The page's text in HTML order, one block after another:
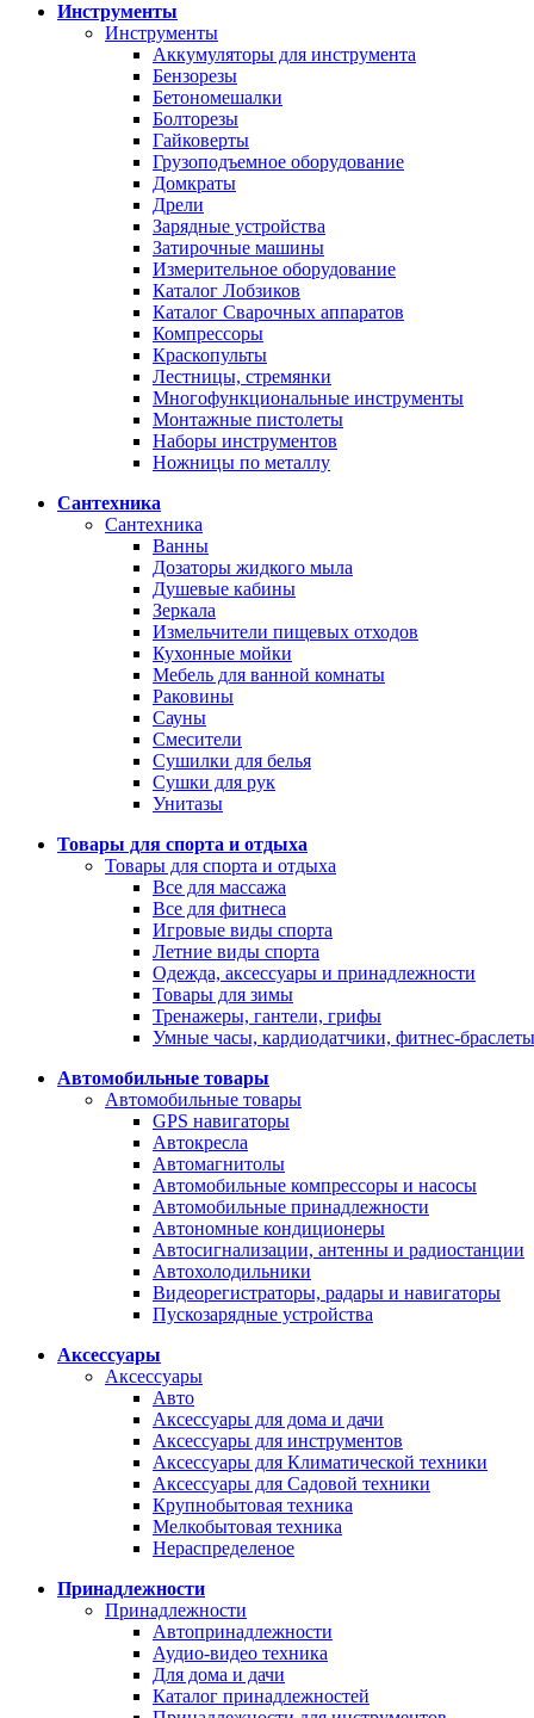
Инструменты
Инструменты
Аккумуляторы для инструмента
Бензорезы
Бетономешалки
Болторезы
Гайковерты
Грузоподъемное оборудование
Домкраты
Дрели
Зарядные устройства
Затирочные машины
Измерительное оборудование
Каталог Лобзиков
Каталог Сварочных аппаратов
Компрессоры
Краскопульты
Лестницы, стремянки
Многофункциональные инструменты
Монтажные пистолеты
Наборы инструментов
Ножницы по металлу
Сантехника
Сантехника
Ванны
Дозаторы жидкого мыла
Душевые кабины
Зеркала
Измельчители пищевых отходов
Кухонные мойки
Мебель для ванной комнаты
Раковины
Сауны
Смесители
Сушилки для белья
Сушки для рук
Унитазы
Товары для спорта и отдыха
Товары для спорта и отдыха
Все для массажа
Все для фитнеса
Игровые виды спорта
Летние виды спорта
Одежда, аксессуары и принадлежности
Товары для зимы
Тренажеры, гантели, грифы
Умные часы, кардиодатчики, фитнес-браслеты
Автомобильные товары
Автомобильные товары
GPS навигаторы
Автокресла
Автомагнитолы
Автомобильные компрессоры и насосы
Автомобильные принадлежности
Автономные кондиционеры
Автосигнализации, антенны и радиостанции
Автохолодильники
Видеорегистраторы, радары и навигаторы
Пускозарядные устройства
Аксессуары
Аксессуары
Авто
Аксессуары для дома и дачи
Аксессуары для инструментов
Аксессуары для Климатической техники
Аксессуары для Садовой техники
Крупнобытовая техника
Мелкобытовая техника
Нераспределеное
Принадлежности
Принадлежности
Автопринадлежности
Аудио-видео техника
Для дома и дачи
Каталог принадлежностей